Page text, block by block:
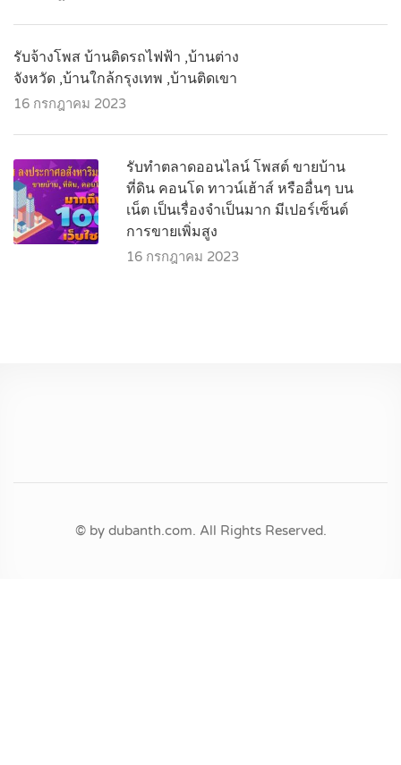
รับจ้างโพส บ้านติดรถไฟฟ้า ,บ้านต่าง
จังหวัด ,บ้านใกล้กรุงเทพ ,บ้านติดเขา
16 กรกฎาคม 2023
รับทำตลาดออนไลน์ โพสต์ ขายบ้าน
ที่ดิน คอนโด ทาวน์เฮ้าส์ หรืออื่นๆ บน
เน็ต เป็นเรื่องจำเป็นมาก มีเปอร์เซ็นต์
การขายเพิ่มสูง
16 กรกฎาคม 2023
© by dubanth.com. All Rights Reserved.